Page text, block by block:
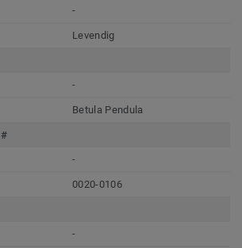
-
Levendig
-
Betula Pendula
-
0020-0106
-